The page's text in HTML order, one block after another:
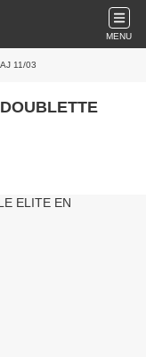
MENU
11/03